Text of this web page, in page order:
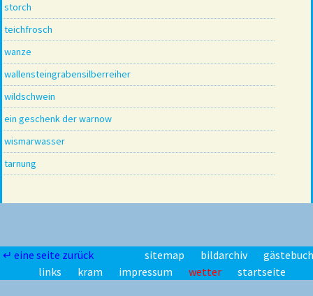
storch
teichfrosch
wanze
wallensteingrabensilberreiher
wildschwein
ein geschenk der warnow
wismarwasser
tarnung
↵ eine seite zurück sitemap bildarchiv
links
kram impressum wetter startseite